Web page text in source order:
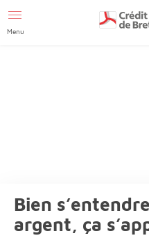
page accessibilité
Menu
Bien
argent, ça